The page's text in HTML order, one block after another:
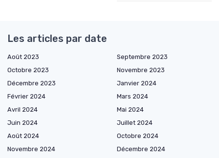
Les articles par date
Août 2023
Septembre 2023
Octobre 2023
Novembre 2023
Décembre 2023
Janvier 2024
Février 2024
Mars 2024
Avril 2024
Mai 2024
Juin 2024
Juillet 2024
Août 2024
Octobre 2024
Novembre 2024
Décembre 2024